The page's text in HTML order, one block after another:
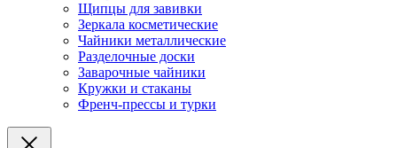
Щипцы для завивки
Зеркала косметические
Чайники металлические
Разделочные доски
Заварочные чайники
Кружки и стаканы
Френч-прессы и турки